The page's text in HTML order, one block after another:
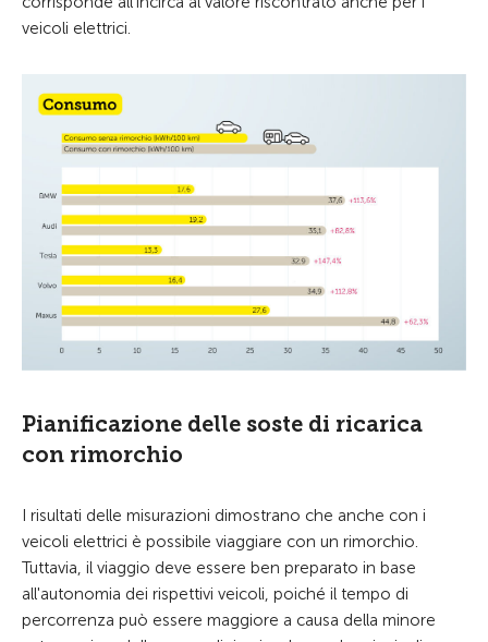
veicoli elettrici.
Pianificazione delle soste di ricarica
con rimorchio
I risultati delle misurazioni dimostrano che anche con i
veicoli elettrici è possibile viaggiare con un rimorchio.
Tuttavia, il viaggio deve essere ben preparato in base
all'autonomia dei rispettivi veicoli, poiché il tempo di
percorrenza può essere maggiore a causa della minore